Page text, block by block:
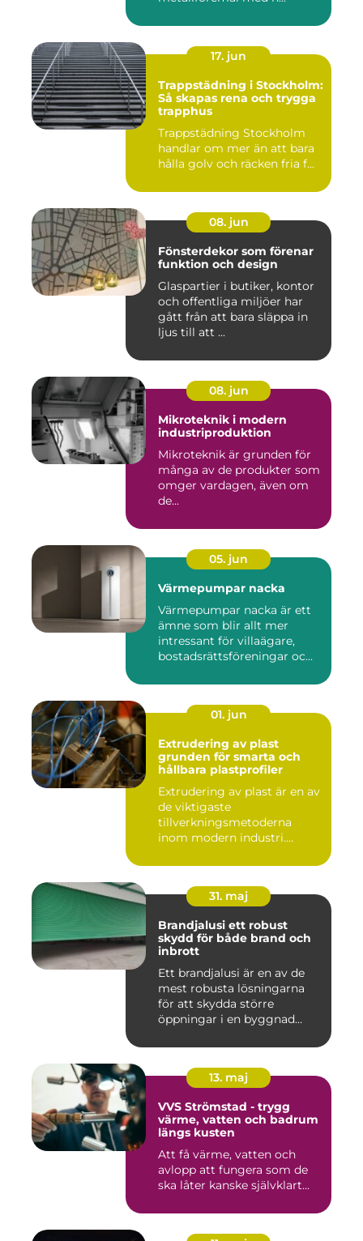
17. jun
Trappstädning i Stockholm:
Så skapas rena och trygga
trapphus
Trappstädning Stockholm
handlar om mer än att bara
hålla golv och räcken fria f...
08. jun
Fönsterdekor som förenar
funktion och design
Glaspartier i butiker, kontor
och offentliga miljöer har
gått från att bara släppa in
ljus till att ...
08. jun
Mikroteknik i modern
industriproduktion
Mikroteknik är grunden för
många av de produkter som
omger vardagen, även om
de...
05. jun
Värmepumpar nacka
Värmepumpar nacka är ett
ämne som blir allt mer
intressant för villaägare,
bostadsrättsföreningar oc...
01. jun
Extrudering av plast
grunden för smarta och
hållbara plastprofiler
Extrudering av plast är en av
de viktigaste
tillverkningsmetoderna
inom modern industri.
31. maj
Brandjalusi ett robust
skydd för både brand och
inbrott
Ett brandjalusi är en av de
mest robusta lösningarna
för att skydda större
öppningar i en byggnad
13. maj
VVS Strömstad - trygg
värme, vatten och badrum
längs kusten
Att få värme, vatten och
avlopp att fungera som de
ska låter kanske självklart...